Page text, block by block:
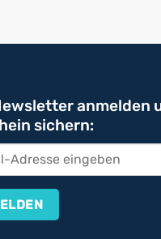
anmelden
sichern: